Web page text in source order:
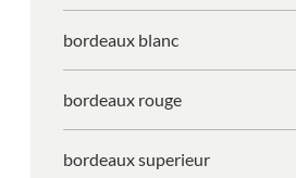
bordeaux blanc
bordeaux rouge
bordeaux superieur